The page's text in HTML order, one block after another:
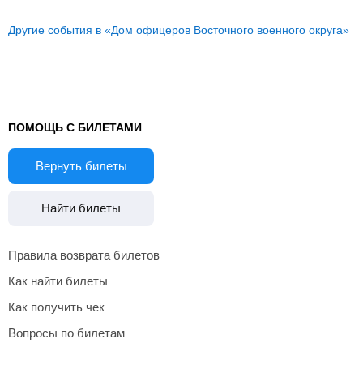
Другие события в «Дом офицеров Восточного военного округа»
ПОМОЩЬ С БИЛЕТАМИ
Вернуть билеты
Найти билеты
Правила возврата билетов
Как найти билеты
Как получить чек
Вопросы по билетам